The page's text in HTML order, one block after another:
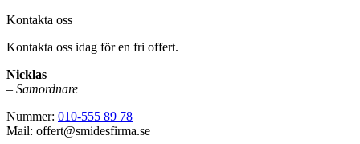
Kontakta oss
Kontakta oss idag för en fri offert.
Nicklas
– Samordnare
Nummer: 010-555 89 78
Mail: offert@smidesfirma.se